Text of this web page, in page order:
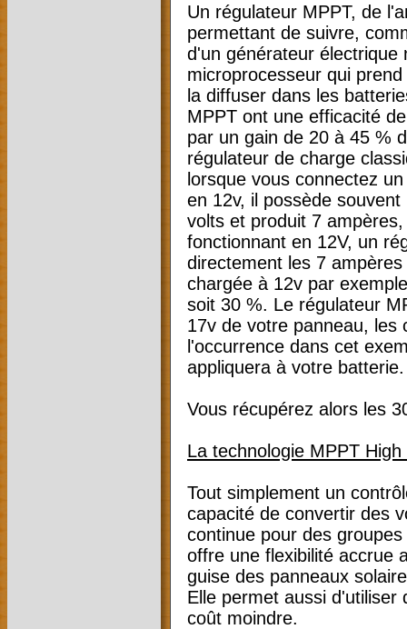
Un régulateur MPPT, de
permettant de suivre,
d'un générateur électrique
microprocesseur qui
la diffuser dans les
MPPT ont une efficacité
par un gain de 20 à 45 %
régulateur de charge
lorsque vous connectez
en 12v, il possède
volts et produit 7
fonctionnant en 12V, un
directement les 7
chargée à 12v par
soit 30 %. Le régulateur
17v de votre panneau, les
l'occurrence dans cet
appliquera à votre
Vous récupérez alors les
La technologie MPPT High
Tout simplement un
capacité de convertir des
continue pour des
offre une flexibilité accrue
guise des panneaux
Elle permet aussi d'utiliser
coût moindre.